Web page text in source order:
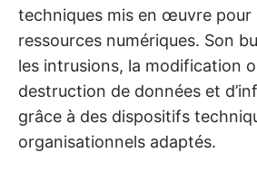
techniques mis en œuvre pour
ressources numériques. Son
les intrusions, la modification
destruction de données et
grâce à des dispositifs
organisationnels adaptés.